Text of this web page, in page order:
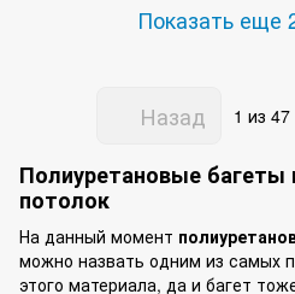
Показать еще
Назад 1 из 47
Полиуретановые багеты
потолок
На данный момент
можно назвать одним из самых
этого материала, да и багет